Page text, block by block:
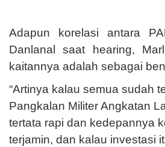
Adapun korelasi antara
Danlanal saat hearing,
kaitannya adalah sebagai
“Artinya kalau semua sudah
Pangkalan Militer Angkatan
tertata rapi dan kedepannya
terjamin, dan kalau investasi